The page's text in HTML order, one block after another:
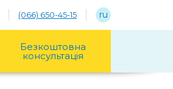
(066) 650-45-15 ru
Безкоштовна
консультація